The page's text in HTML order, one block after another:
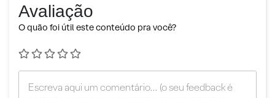
Avaliação
O quão foi útil este conteúdo pra você?